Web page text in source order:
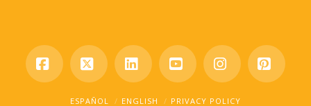
Facebook
X LinkedInYouTubeInstagram
ESPAÑOL ENGLISH PRIVACY POLICY